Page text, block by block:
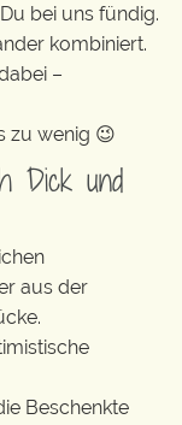
bei uns fündig.
kombiniert.
–
zu wenig 😉
Dick und
aus der
Beschenkte